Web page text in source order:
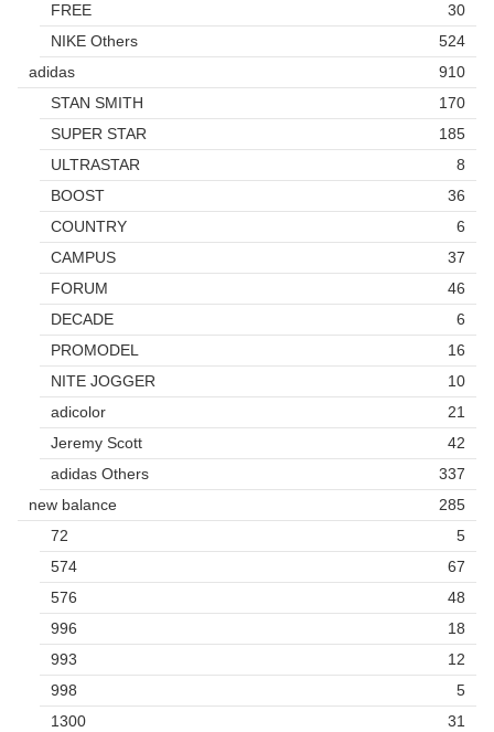
FREE
30
NIKE Others
524
adidas
910
STAN SMITH
170
SUPER STAR
185
ULTRASTAR
8
BOOST
36
COUNTRY
6
CAMPUS
37
FORUM
46
DECADE
6
PROMODEL
16
NITE JOGGER
10
adicolor
21
Jeremy Scott
42
adidas Others
337
new balance
285
72
5
574
67
576
48
996
18
993
12
998
5
1300
31